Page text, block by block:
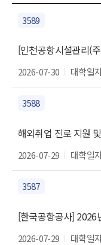
3589
[인천공항시설관리(
2026-07-30 대학일
3588
해외취업 진로 지원
2026-07-29 대학일
3587
[한국공항공사] 2026
2026-07-29 대학일